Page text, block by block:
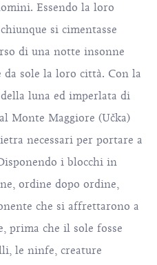
Essendo la loro
si cimentasse
di una notte insonne
sole la loro città. Con la
luna ed imperlata di
Monte Maggiore (Učka)
necessari per portare a
i blocchi in
ordine dopo ordine,
che si affrettarono a
prima che il sole fosse
le ninfe, creature